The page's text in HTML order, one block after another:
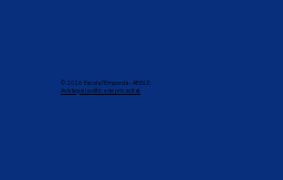
© 2026 Escola l'Empordà - AEGLE
Avís legai i política de privacitat